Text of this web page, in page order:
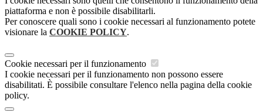
piattaforma e non è possibile disabilitarli.
Per conoscere quali sono i cookie necessari al funzionamento potete
visionare la COOKIE POLICY.
Cookie necessari per il funzionamento
I cookie necessari per il funzionamento non possono essere
disabilitati. È possibile consultare l'elenco nella pagina della cookie
policy.